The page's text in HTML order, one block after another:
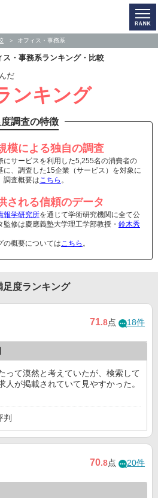
オフィス・事務系
ス・事務系ランキング・比較
だ
ンキング
調査の特徴
模による独自の調査
にサービスを利用した5,255名の消費者の
に、調査した15企業（サービス）を対象に
調査概要はこちら 。
される信頼のデータ
報学研究所を通じて学術研究機関に全て公
修は慶應義塾大学理工学部教授・ 鈴木秀
の概要についてはこちら 。
足度ランキング
71.8点 18件
って漠然と考えていたが、検索して
人が掲載されていて見やすかった。
判
70.8点 20件